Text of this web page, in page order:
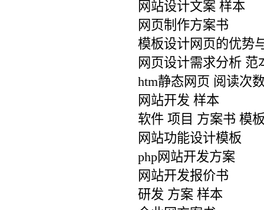
网站设计文案 样本
网页制作方案书
模板设计网页的优势
网页设计需求分析 范
htm静态网页 阅读次
网站开发 样本
软件 项目 方案书 模
网站功能设计模板
php网站开发方案
网站开发报价书
研发 方案 样本